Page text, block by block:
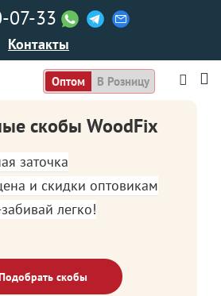
07-33
Контакты
Оптом В Розницу
скобы WoodFix
заточка
и скидки оптовикам
легко!
скобы